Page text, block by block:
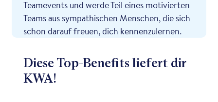
Teamevents und werde Teil eines motivierten
Teams aus sympathischen Menschen, die sich
schon darauf freuen, dich kennenzulernen.
Diese Top-Benefits liefert dir
KWA!